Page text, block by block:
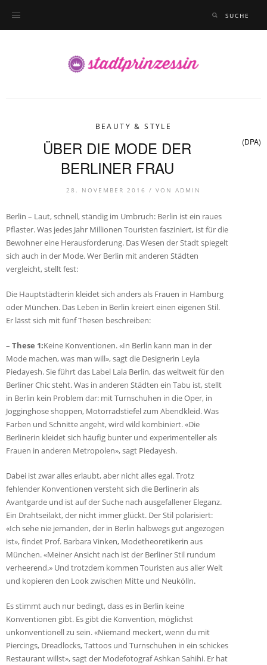
BEAUTY & STYLE
ÜBER DIE MODE DER
BERLINER FRAU
(DPA)
28. NOVEMBER 2016 / VON ADMIN
Berlin – Laut, schnell, ständig im Umbruch: Berlin ist ein raues
Pflaster. Was jedes Jahr Millionen Touristen fasziniert, ist für die
Bewohner eine Herausforderung. Das Wesen der Stadt spiegelt
sich auch in der Mode. Wer Berlin mit anderen Städten
vergleicht, stellt fest:
Die Hauptstädterin kleidet sich anders als Frauen in Hamburg
oder München. Das Leben in Berlin kreiert einen eigenen Stil.
Er lässt sich mit fünf Thesen beschreiben:
– These 1:Keine Konventionen. «In Berlin kann man in der
Mode machen, was man will», sagt die Designerin Leyla
Piedayesh. Sie führt das Label Lala Berlin, das weltweit für den
Berliner Chic steht. Was in anderen Städten ein Tabu ist, stellt
in Berlin kein Problem dar: mit Turnschuhen in die Oper, in
Jogginghose shoppen, Motorradstiefel zum Abendkleid. Was
Farben und Schnitte angeht, wird wild kombiniert. «Die
Berlinerin kleidet sich häufig bunter und experimenteller als
Frauen in anderen Metropolen», sagt Piedayesh.
Dabei ist zwar alles erlaubt, aber nicht alles egal. Trotz
fehlender Konventionen versteht sich die Berlinerin als
Avantgarde und ist auf der Suche nach ausgefallener Eleganz.
Ein Drahtseilakt, der nicht immer glückt. Der Stil polarisiert:
«Ich sehe nie jemanden, der in Berlin halbwegs gut angezogen
ist», findet Prof. Barbara Vinken, Modetheoretikerin aus
München. «Meiner Ansicht nach ist der Berliner Stil rundum
verheerend.» Und trotzdem kommen Touristen aus aller Welt
und kopieren den Look zwischen Mitte und Neukölln.
Es stimmt auch nur bedingt, dass es in Berlin keine
Konventionen gibt. Es gibt die Konvention, möglichst
unkonventionell zu sein. «Niemand meckert, wenn du mit
Piercings, Dreadlocks, Tattoos und Turnschuhen in ein schickes
Restaurant willst», sagt der Modefotograf Ashkan Sahihi. Er hat